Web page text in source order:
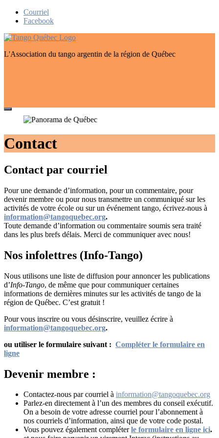
Skip
Courriel
Facebook
L'Association du tango argentin de la région de Québec
Contact
Contact par courriel
Pour une demande d’information, pour un commentaire, pour
devenir membre ou pour nous transmettre un communiqué sur les
activités de votre école ou sur un événement tango, écrivez-nous à
information@tangoquebec.org.
Toute demande d’information ou commentaire soumis sera traité
dans les plus brefs délais. Merci de communiquer avec nous!
Nos infolettres (Info-Tango)
Nous utilisons une liste de diffusion pour annoncer les publications
d’Info-Tango, de même que pour communiquer certaines
informations de dernières minutes sur les activités de tango de la
région de Québec. C’est gratuit !
Pour vous inscrire ou vous désinscrire, veuillez écrire à
information@tangoquebec.org.
ou utiliser le formulaire suivant : Compléter le formulaire en
ligne
Devenir membre :
Contactez-nous par courriel à information@tangoquebec.org
Parlez-en directement à l’un des membres du conseil exécutif.
On a besoin de votre adresse courriel pour l’abonnement à
nos courriels d’information, ainsi que de votre code postal.
Vous pouvez également compléterle formulaire en ligne ici.